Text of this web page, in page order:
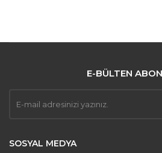
E-BÜLTEN
SOSYAL MEDYA